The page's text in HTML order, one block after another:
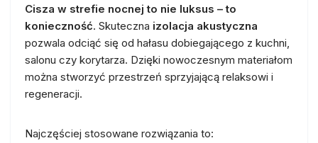
Cisza w strefie nocnej to nie luksus – to
konieczność. Skuteczna izolacja akustyczna
pozwala odciąć się od hałasu dobiegającego z kuchni,
salonu czy korytarza. Dzięki nowoczesnym materiałom
można stworzyć przestrzeń sprzyjającą relaksowi i
regeneracji.
Najczęściej stosowane rozwiązania to: